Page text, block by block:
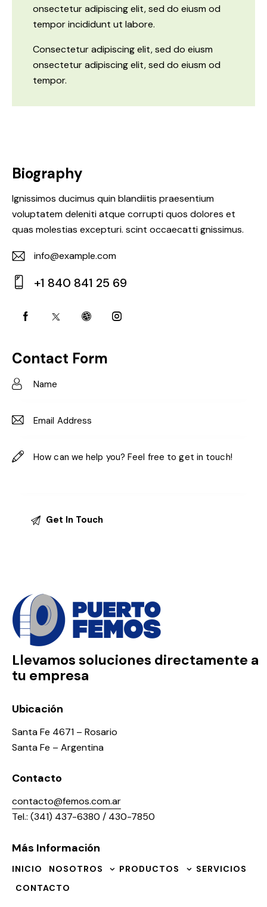
onsectetur adipiscing elit, sed do eiusm od
tempor incididunt ut labore.
Consectetur adipiscing elit, sed do eiusm
onsectetur adipiscing elit, sed do eiusm od
tempor.
Biography
Ignissimos ducimus quin blandiitis praesentium
voluptatem deleniti atque corrupti quos dolores et
quas molestias excepturi. scint occaecatti gnissimus.
E-
m
info@example.com
on
+1 840 841 25 69
Contact Form
Llevamos soluciones directamente a
tu empresa
Ubicación
Santa Fe 4671 – Rosario
Santa Fe – Argentina
Contacto
contacto@femos.com.ar
Tel.: (341) 437-6380 / 430-7850
Más Información
INICIO NOSOTROS PRODUCTOS
SERVICIOS
CONTACTO